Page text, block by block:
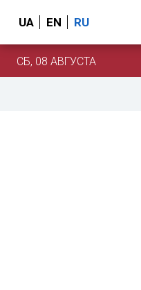
UA EN RU
СБ, 08 АВГУСТА